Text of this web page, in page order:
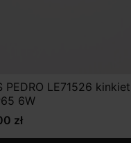
PEDRO LE71526
6W
zł